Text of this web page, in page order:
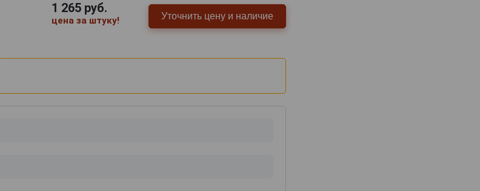
1 265руб.
цена за штуку! Уточнить цену и наличие